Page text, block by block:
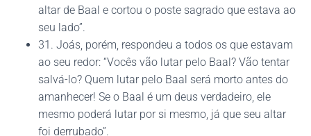
altar de Baal e cortou o poste sagrado que estava ao
seu lado”.
31. Joás, porém, respondeu a todos os que estavam
ao seu redor: “Vocês vão lutar pelo Baal? Vão tentar
salvá-lo? Quem lutar pelo Baal será morto antes do
amanhecer! Se o Baal é um deus verdadeiro, ele
mesmo poderá lutar por si mesmo, já que seu altar
foi derrubado”.